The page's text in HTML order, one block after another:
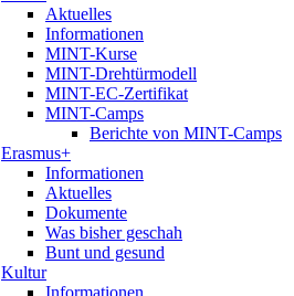
Aktuelles
Informationen
MINT-Kurse
MINT-Drehtürmodell
MINT-EC-Zertifikat
MINT-Camps
Berichte von MINT-Camps
Erasmus+
Informationen
Aktuelles
Dokumente
Was bisher geschah
Bunt und gesund
Kultur
Informationen